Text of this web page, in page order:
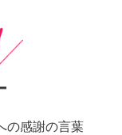
の感謝の言葉